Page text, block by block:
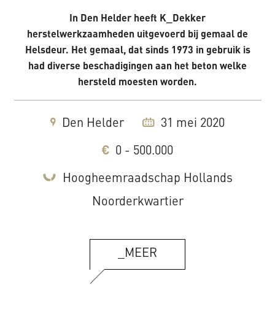
In Den Helder heeft K_Dekker
herstelwerkzaamheden uitgevoerd bij gemaal de
Helsdeur. Het gemaal, dat sinds 1973 in gebruik is
had diverse beschadigingen aan het beton welke
hersteld moesten worden.
Den Helder 31 mei 2020
0 - 500.000
Hoogheemraadschap Hollands
Noorderkwartier
_MEER